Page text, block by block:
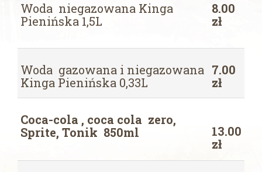
Woda niegazowana Kinga
Pienińska 1,5L
8.00
zł
Woda gazowana i niegazowana
Kinga Pienińska 0,33L
7.00
zł
Coca-cola , coca cola zero,
Sprite, Tonik 850ml
13.00
zł